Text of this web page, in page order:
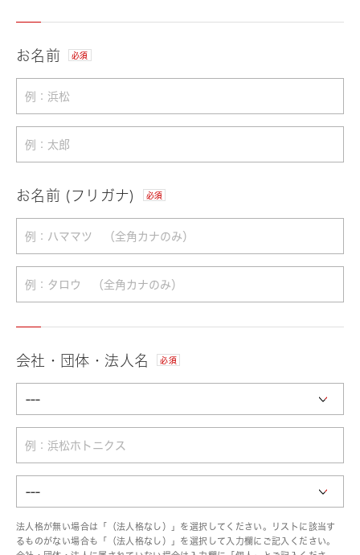
お名前 必須
お名前 (フリガナ) 必須
会社・団体・法人名 必須
法人格が無い場合は「（法人格なし）」を選択してください。リストに該当す
るものがない場合も「（法人格なし）」を選択して入力欄にご記入ください。